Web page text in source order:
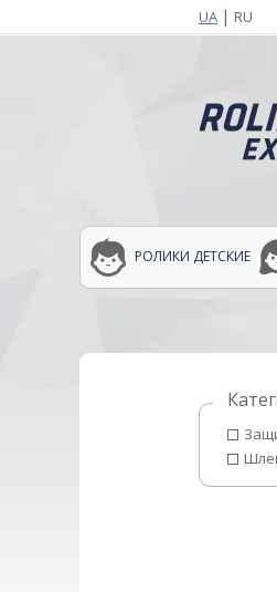
UA | RU
РОЛИКИ ДЕТСКИЕ